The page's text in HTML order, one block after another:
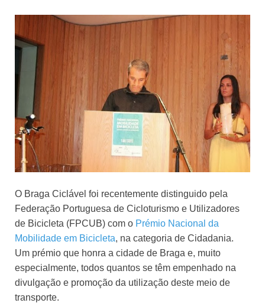
O Braga Ciclável foi recentemente distinguido pela
Federação Portuguesa de Cicloturismo e Utilizadores
de Bicicleta (FPCUB) com o Prémio Nacional da
Mobilidade em Bicicleta, na categoria de Cidadania.
Um prémio que honra a cidade de Braga e, muito
especialmente, todos quantos se têm empenhado na
divulgação e promoção da utilização deste meio de
transporte.